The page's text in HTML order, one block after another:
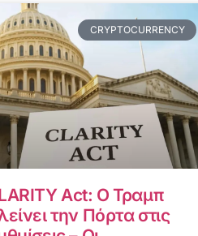
CRYPTOCURRENCY
Act: Ο Τραμπ
την Πόρτα στις